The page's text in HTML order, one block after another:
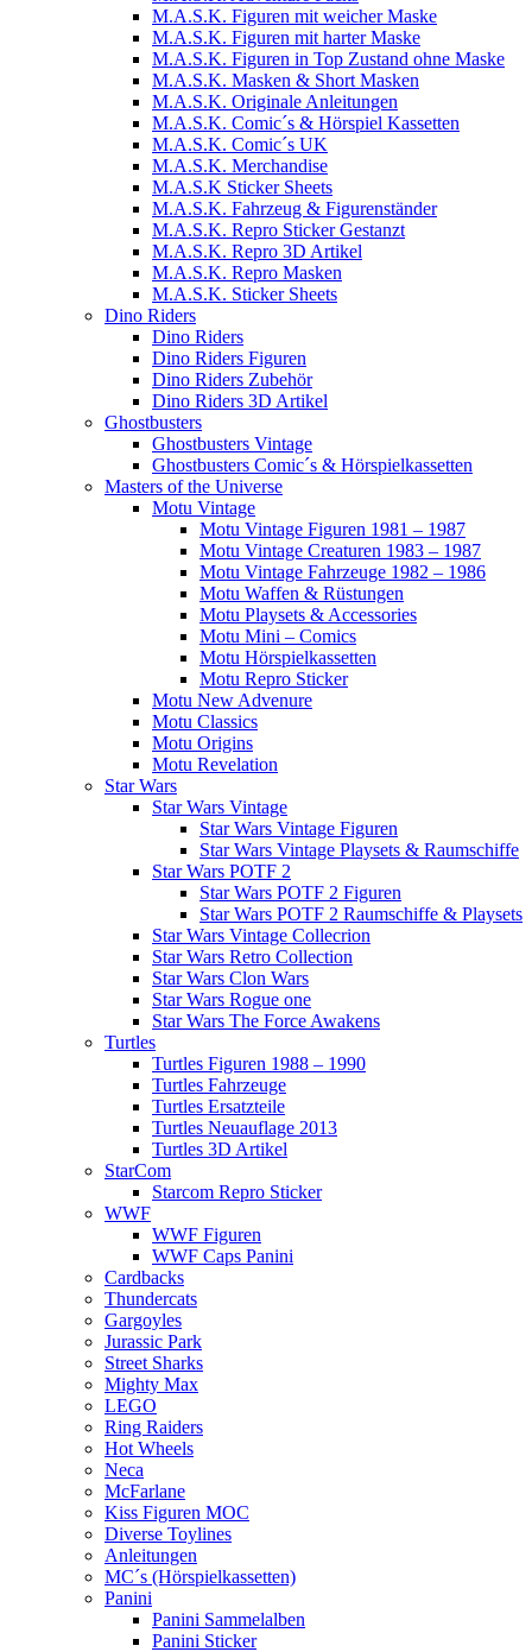
M.A.S.K. Figuren mit weicher Maske
M.A.S.K. Figuren mit harter Maske
M.A.S.K. Figuren in Top Zustand ohne Maske
M.A.S.K. Masken & Short Masken
M.A.S.K. Originale Anleitungen
M.A.S.K. Comic´s & Hörspiel Kassetten
M.A.S.K. Comic´s UK
M.A.S.K. Merchandise
M.A.S.K Sticker Sheets
M.A.S.K. Fahrzeug & Figurenständer
M.A.S.K. Repro Sticker Gestanzt
M.A.S.K. Repro 3D Artikel
M.A.S.K. Repro Masken
M.A.S.K. Sticker Sheets
Dino Riders
Dino Riders
Dino Riders Figuren
Dino Riders Zubehör
Dino Riders 3D Artikel
Ghostbusters
Ghostbusters Vintage
Ghostbusters Comic´s & Hörspielkassetten
Masters of the Universe
Motu Vintage
Motu Vintage Figuren 1981 – 1987
Motu Vintage Creaturen 1983 – 1987
Motu Vintage Fahrzeuge 1982 – 1986
Motu Waffen & Rüstungen
Motu Playsets & Accessories
Motu Mini – Comics
Motu Hörspielkassetten
Motu Repro Sticker
Motu New Advenure
Motu Classics
Motu Origins
Motu Revelation
Star Wars
Star Wars Vintage
Star Wars Vintage Figuren
Star Wars Vintage Playsets & Raumschiffe
Star Wars POTF 2
Star Wars POTF 2 Figuren
Star Wars POTF 2 Raumschiffe & Playsets
Star Wars Vintage Collecrion
Star Wars Retro Collection
Star Wars Clon Wars
Star Wars Rogue one
Star Wars The Force Awakens
Turtles
Turtles Figuren 1988 – 1990
Turtles Fahrzeuge
Turtles Ersatzteile
Turtles Neuauflage 2013
Turtles 3D Artikel
StarCom
Starcom Repro Sticker
WWF
WWF Figuren
WWF Caps Panini
Cardbacks
Thundercats
Gargoyles
Jurassic Park
Street Sharks
Mighty Max
LEGO
Ring Raiders
Hot Wheels
Neca
McFarlane
Kiss Figuren MOC
Diverse Toylines
Anleitungen
MC´s (Hörspielkassetten)
Panini
Panini Sammelalben
Panini Sticker